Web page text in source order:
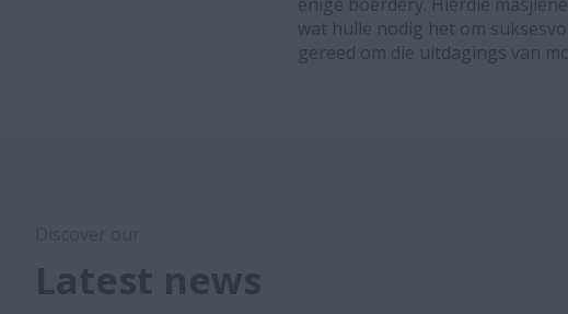
wat hulle nodig het om
gereed om die uitdagings van
Latest news